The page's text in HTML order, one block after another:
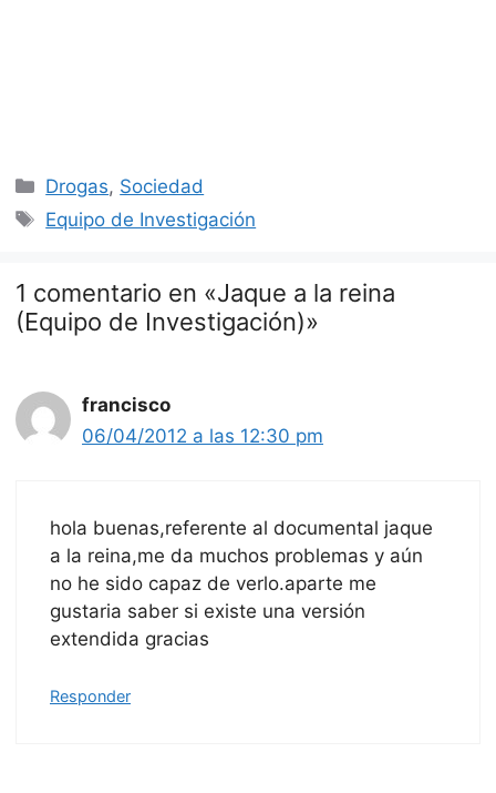
Categorías
Drogas, Sociedad
Etiquetas
Equipo de Investigación
1 comentario en «Jaque a la reina
(Equipo de Investigación)»
francisco
06/04/2012 a las 12:30 pm
hola buenas,referente al documental jaque
a la reina,me da muchos problemas y aún
no he sido capaz de verlo.aparte me
gustaria saber si existe una versión
extendida gracias
Responder